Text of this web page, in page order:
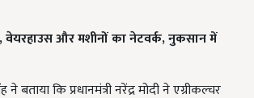
वेयरहाउस और मशीनों का नेटवर्क,नुकसान में
ने बताया कि प्रधानमंत्री नरेंद्र मोदी ने एग्रीकल्चर